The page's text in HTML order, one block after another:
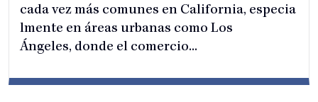
cada vez más comunes en California, especia
lmente en áreas urbanas como Los
Ángeles, donde el comercio...